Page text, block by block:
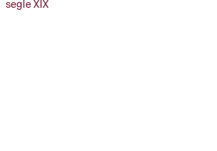
segle XIX